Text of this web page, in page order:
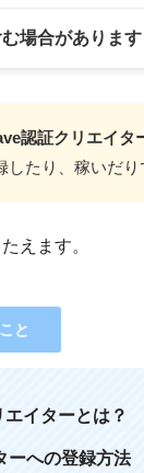
場合があります
認証クリエイタ
したり、稼いだり
えます。
と
イターとは？
ーへの登録方法